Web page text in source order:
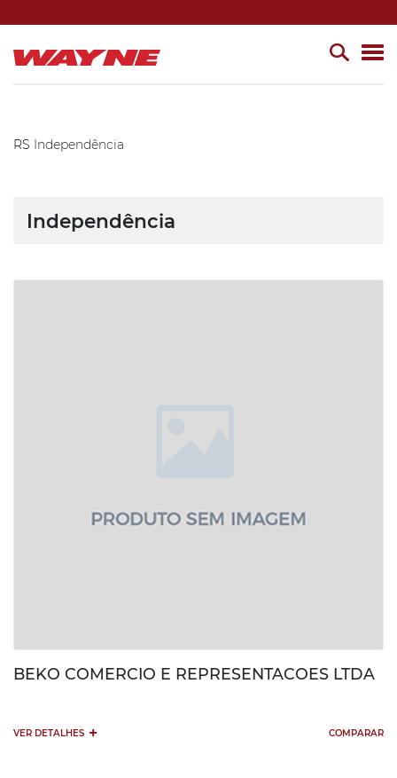
RS Independência
Independência
BEKO COMERCIO E REPRESENTACOES LTDA
VER DETALHES + COMPARAR